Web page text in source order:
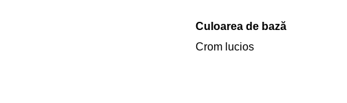
Culoarea de bază
Crom lucios